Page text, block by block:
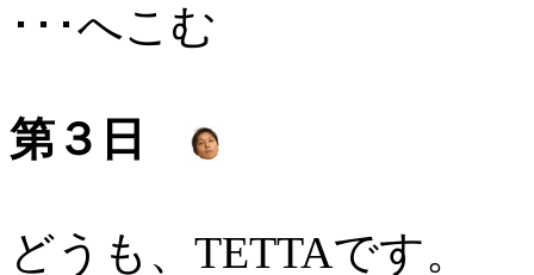
･･･へこむ
第３日
どうも、TETTAです。